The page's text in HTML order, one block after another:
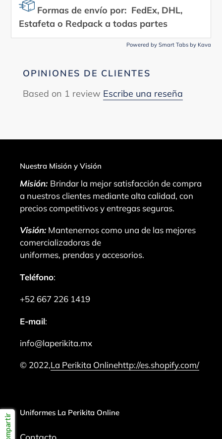
Formas de envío por: FedEx, DHL,
Estafeta o Redpack a todas partes
Powered by Smart Tabs by Kava
OPINIONES DE CLIENTES
Based on 1 review Escribe una reseña
Nuestra Misión y Visión
Misión: Brindar la mejor satisfacción de compra
a nuestros clientes mediante alta calidad, con
precios competitivos y entregas seguras.
Visión: Mantenernos como una de las mejores
comercializadoras de
uniformes, prendas y accesorios.
Teléfono:
+52 667 226 1419
E-mail:
info@laperikita.mx
© 2022,La Perikita Onlinehttp://es.shopify.com/
Uniformes La Perikita Online
Compartir